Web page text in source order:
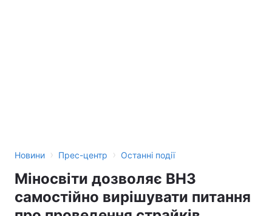
Новини › Прес-центр › Останні події
Міносвіти дозволяє ВНЗ
самостійно вирішувати питання